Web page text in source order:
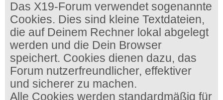
Das X19-Forum verwendet sogenannte
Cookies. Dies sind kleine Textdateien,
die auf Deinem Rechner lokal abgelegt
werden und die Dein Browser
speichert. Cookies dienen dazu, das
Forum nutzerfreundlicher, effektiver
und sicherer zu machen.
Alle Cookies werden standardmäßig für